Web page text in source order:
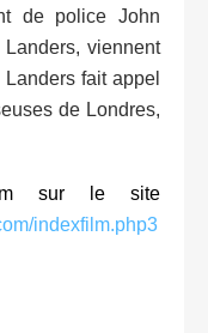
de police John
viennent
fait appel
de Londres,
sur le site
indexfilm.php3